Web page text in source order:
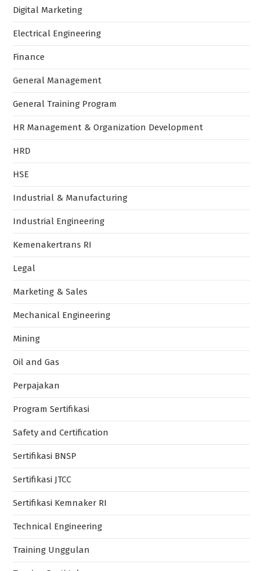
Digital Marketing
Electrical Engineering
Finance
General Management
General Training Program
HR Management & Organization Development
HRD
HSE
Industrial & Manufacturing
Industrial Engineering
Kemenakertrans RI
Legal
Marketing & Sales
Mechanical Engineering
Mining
Oil and Gas
Perpajakan
Program Sertifikasi
Safety and Certification
Sertifikasi BNSP
Sertifikasi JTCC
Sertifikasi Kemnaker RI
Technical Engineering
Training Unggulan